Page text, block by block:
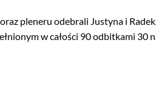
pleneru odebrali Justyna i
w całości 90 odbitkami 30